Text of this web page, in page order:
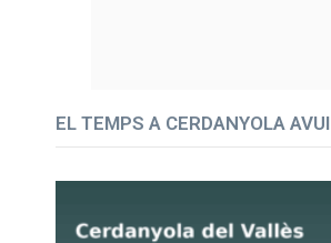
EL TEMPS A CERDANYOLA AVUI